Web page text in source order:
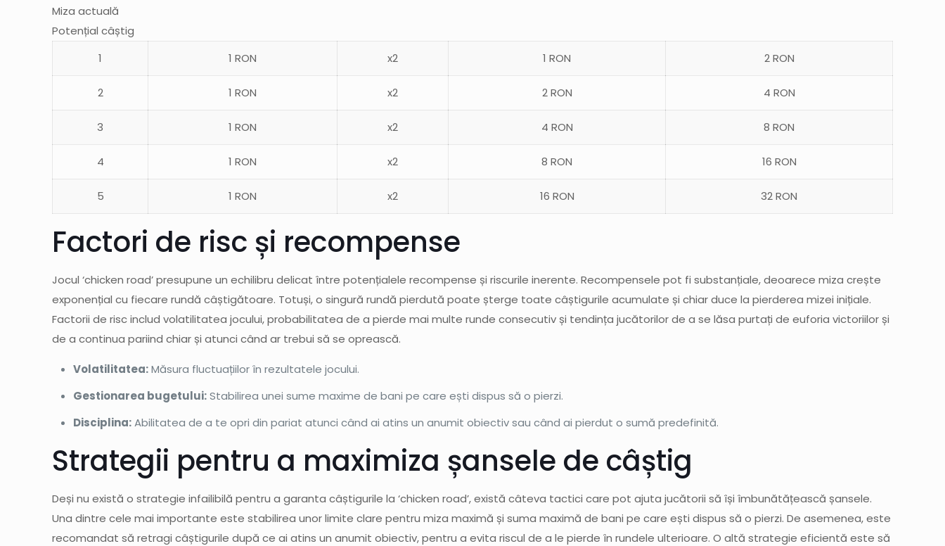
Miza actuală
Potențial câștig
1
1 RON x2 1 RON 2 RON
2 1 RON x2 2 RON 4 RON
3 1 RON x2 4 RON 8 RON
4 1 RON x2 8 RON 16 RON
5 1 RON x2 16 RON 32 RON
Factori de risc și recompense
Jocul ‘chicken road’ presupune un echilibru delicat între potențialele recompense și riscurile inerente. Recompensele pot fi substanțiale, deoarece miza crește
exponențial cu fiecare rundă câștigătoare. Totuși, o singură rundă pierdută poate șterge toate câștigurile acumulate și chiar duce la pierderea mizei inițiale.
Factorii de risc includ volatilitatea jocului, probabilitatea de a pierde mai multe runde consecutiv și tendința jucătorilor de a se lăsa purtați de euforia victoriilor și
de a continua pariind chiar și atunci când ar trebui să se oprească.
Volatilitatea:Măsura fluctuațiilor în rezultatele jocului.
Gestionarea bugetului:Stabilirea unei sume maxime de bani pe care ești dispus să o pierzi.
Disciplina:Abilitatea de a te opri din pariat atunci când ai atins un anumit obiectiv sau când ai pierdut o sumă predefinită.
Strategii pentru a maximiza șansele de câștig
Deși nu există o strategie infailibilă pentru a garanta câștigurile la ‘chicken road’, există câteva tactici care pot ajuta jucătorii să își îmbunătățească șansele.
Una dintre cele mai importante este stabilirea unor limite clare pentru miza maximă și suma maximă de bani pe care ești dispus să o pierzi. De asemenea, este
recomandat să retragi câștigurile după ce ai atins un anumit obiectiv, pentru a evita riscul de a le pierde în rundele ulterioare. O altă strategie eficientă este să